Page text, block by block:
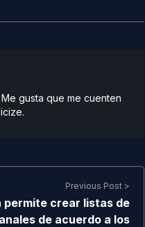
gusta que me cuenten
Previous Post >
permite crear listas de
de acuerdo a los